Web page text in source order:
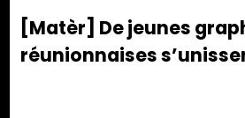
[Matèr] De jeunes
réunionnaises